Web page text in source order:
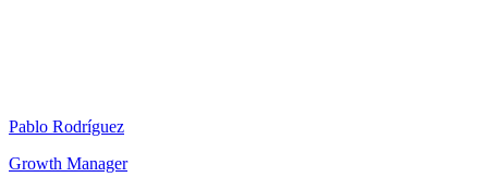
Pablo Rodríguez
Growth Manager